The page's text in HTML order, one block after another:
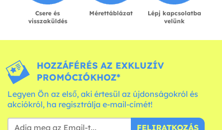
Csere és
visszaküldés
Mérettáblázat
Lépj kapcsolatba
velünk
HOZZÁFÉRÉS AZ EXKLUZÍV
PROMÓCIÓKHOZ*
Legyen Ön az első, aki értesül az újdonságokról és
akciókról, ha regisztrálja e-mail-címét!
FELIRATKOZÁS